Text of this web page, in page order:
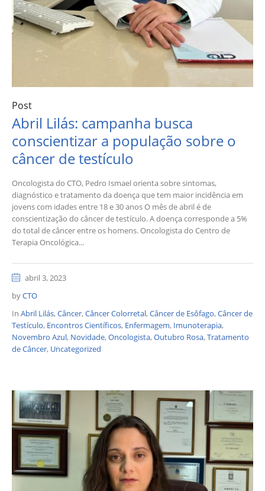
Post
Abril Lilás: campanha busca
conscientizar a população sobre o
câncer de testículo
Oncologista do CTO, Pedro Ismael orienta sobre sintomas,
diagnóstico e tratamento da doença que tem maior incidência em
jovens com idades entre 18 e 30 anos O mês de abril é de
conscientização do câncer de testículo. A doença corresponde a 5%
do total de câncer entre os homens. Oncologista do Centro de
Terapia Oncológica...
abril 3, 2023
byCTO
In Abril Lilás,Câncer,Câncer Colorretal,Câncer de Esôfago,Câncer de
Testículo, Encontros Científicos, Enfermagem, Imunoterapia,
Novembro Azul, Novidade,Oncologista,Outubro Rosa,Tratamento
de Câncer, Uncategorized